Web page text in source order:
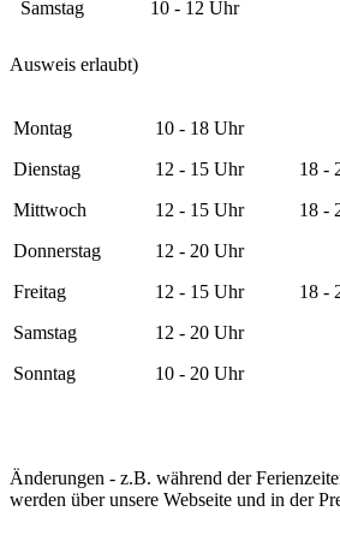
Samstag 10 - 12 Uhr
Ausweis erlaubt)
Montag
Dienstag
Mittwoch
Donnerstag
Freitag
Samstag
Sonntag
10 - 18 Uhr
12 - 15 Uhr
12 - 15 Uhr
12 - 20 Uhr
12 - 15 Uhr
12 - 20 Uhr
10 - 20 Uhr
18 -
18 -
18 -
Änderungen - z.B. während der
werden über unsere Webseite und in der